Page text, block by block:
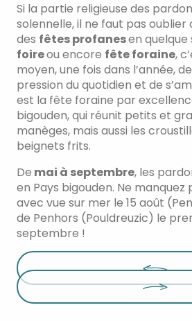
Si la partie religieuse des
solennelle, il ne faut pas oublier
des fêtes profanesen quelque
foireou encore fête foraine,
moyen, une fois dans l’année,
pression du quotidien et de
est la fête foraine par
bigouden, qui réunit petits et
manèges, mais aussi les
beignets frits.
De mai à septembre, les
en Pays bigouden. Ne manquez
avec vue sur mer le 15 août
de Penhors (Pouldreuzic) le
septembre !